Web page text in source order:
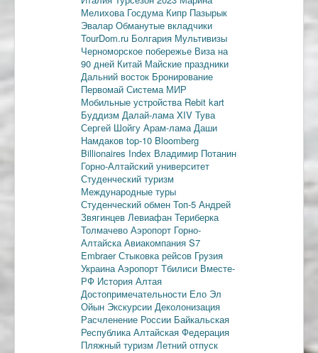
Мелихова Госдума Кипр Пазырык
Эвалар Обманутые вкладчики
TourDom.ru Болгария Мультивизы
Черноморское побережье Виза на
90 дней Китай Майские праздники
Дальний восток Бронирование
Первомай Система МИР
Мобильные устройства Rebit kart
Буддизм Далай-лама XIV Тува
Сергей Шойгу Арам-лама Даши
Намдаков top-10 Bloomberg
Billionaires Index Владимир Потанин
Горно-Алтайский университет
Студенческий туризм
Международные туры
Студенческий обмен Топ-5 Андрей
Звягинцев Левиафан Териберка
Толмачево Аэропорт Горно-
Алтайска Авиакомпания S7
EmbraerСтыковка рейсов Грузия
Украина Аэропорт Тбилиси Вместе-
РФ История Алтая
Достопримечательности Ело Эл
Ойын Экскурсии Деколонизация
Расчленение России Байкальская
Республика Алтайская Федерация
Пляжный туризм Летний отпуск